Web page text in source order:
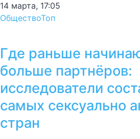
14 марта, 17:05
ОбществоТоп
Где раньше
больше партнёров:
исследователи
самых сексуально
стран